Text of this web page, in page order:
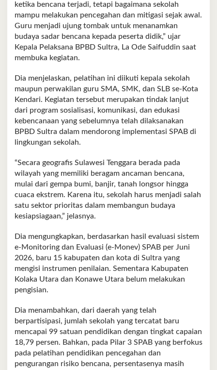
ketika bencana terjadi, tetapi bagaimana sekolah
mampu melakukan pencegahan dan mitigasi sejak awal.
Guru menjadi ujung tombak untuk menanamkan
budaya sadar bencana kepada peserta didik,” ujar
Kepala Pelaksana BPBD Sultra, La Ode Saifuddin saat
membuka kegiatan.
Dia menjelaskan, pelatihan ini diikuti kepala sekolah
maupun perwakilan guru SMA, SMK, dan SLB se-Kota
Kendari. Kegiatan tersebut merupakan tindak lanjut
dari program sosialisasi, komunikasi, dan edukasi
kebencanaan yang sebelumnya telah dilaksanakan
BPBD Sultra dalam mendorong implementasi SPAB di
lingkungan sekolah.
“Secara geografis Sulawesi Tenggara berada pada
wilayah yang memiliki beragam ancaman bencana,
mulai dari gempa bumi, banjir, tanah longsor hingga
cuaca ekstrem. Karena itu, sekolah harus menjadi salah
satu sektor prioritas dalam membangun budaya
kesiapsiagaan,” jelasnya.
Dia mengungkapkan, berdasarkan hasil evaluasi sistem
e-Monitoring dan Evaluasi (e-Monev) SPAB per Juni
2026, baru 15 kabupaten dan kota di Sultra yang
mengisi instrumen penilaian. Sementara Kabupaten
Kolaka Utara dan Konawe Utara belum melakukan
pengisian.
Dia menambahkan, dari daerah yang telah
berpartisipasi, jumlah sekolah yang tercatat baru
mencapai 99 satuan pendidikan dengan tingkat capaian
18,79 persen. Bahkan, pada Pilar 3 SPAB yang berfokus
pada pelatihan pendidikan pencegahan dan
pengurangan risiko bencana, persentasenya masih